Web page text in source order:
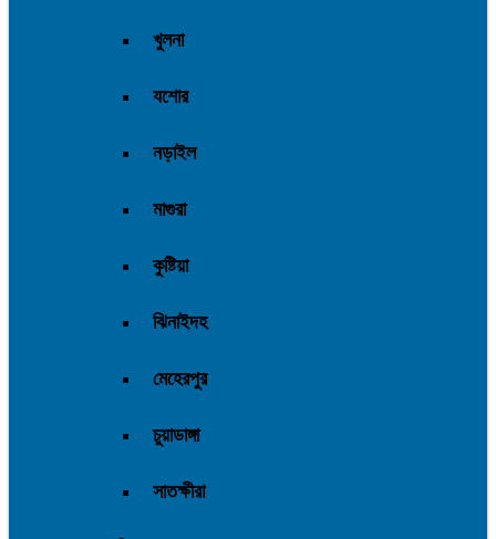
খুলনা
যশোর
নড়াইল
মাগুরা
কুষ্টিয়া
ঝিনাইদহ
মেহেরপুর
চুয়াডাঙ্গা
সাতক্ষীরা